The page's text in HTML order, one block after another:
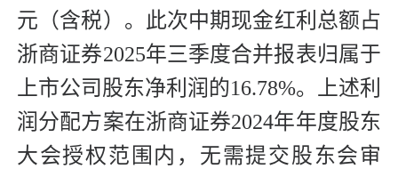
元（含税）。此次中期现金红利总额占
浙商证券2025年三季度合并报表归属于
上市公司股东净利润的16.78%。上述利
润分配方案在浙商证券2024年年度股东
大会授权范围内，无需提交股东会审